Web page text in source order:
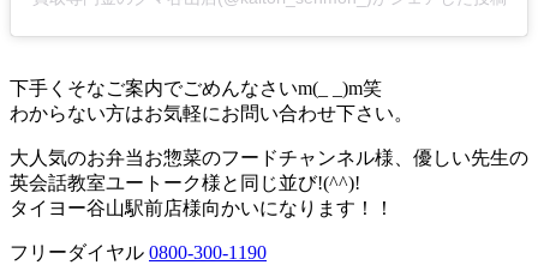
下手くそなご案内でごめんなさいm(_ _)m笑
わからない方はお気軽にお問い合わせ下さい。
大人気のお弁当お惣菜のフードチャンネル様、優しい先生の
英会話教室ユートーク様と同じ並び!(^^)!
タイヨー谷山駅前店様向かいになります！！
フリーダイヤル 0800-300-1190